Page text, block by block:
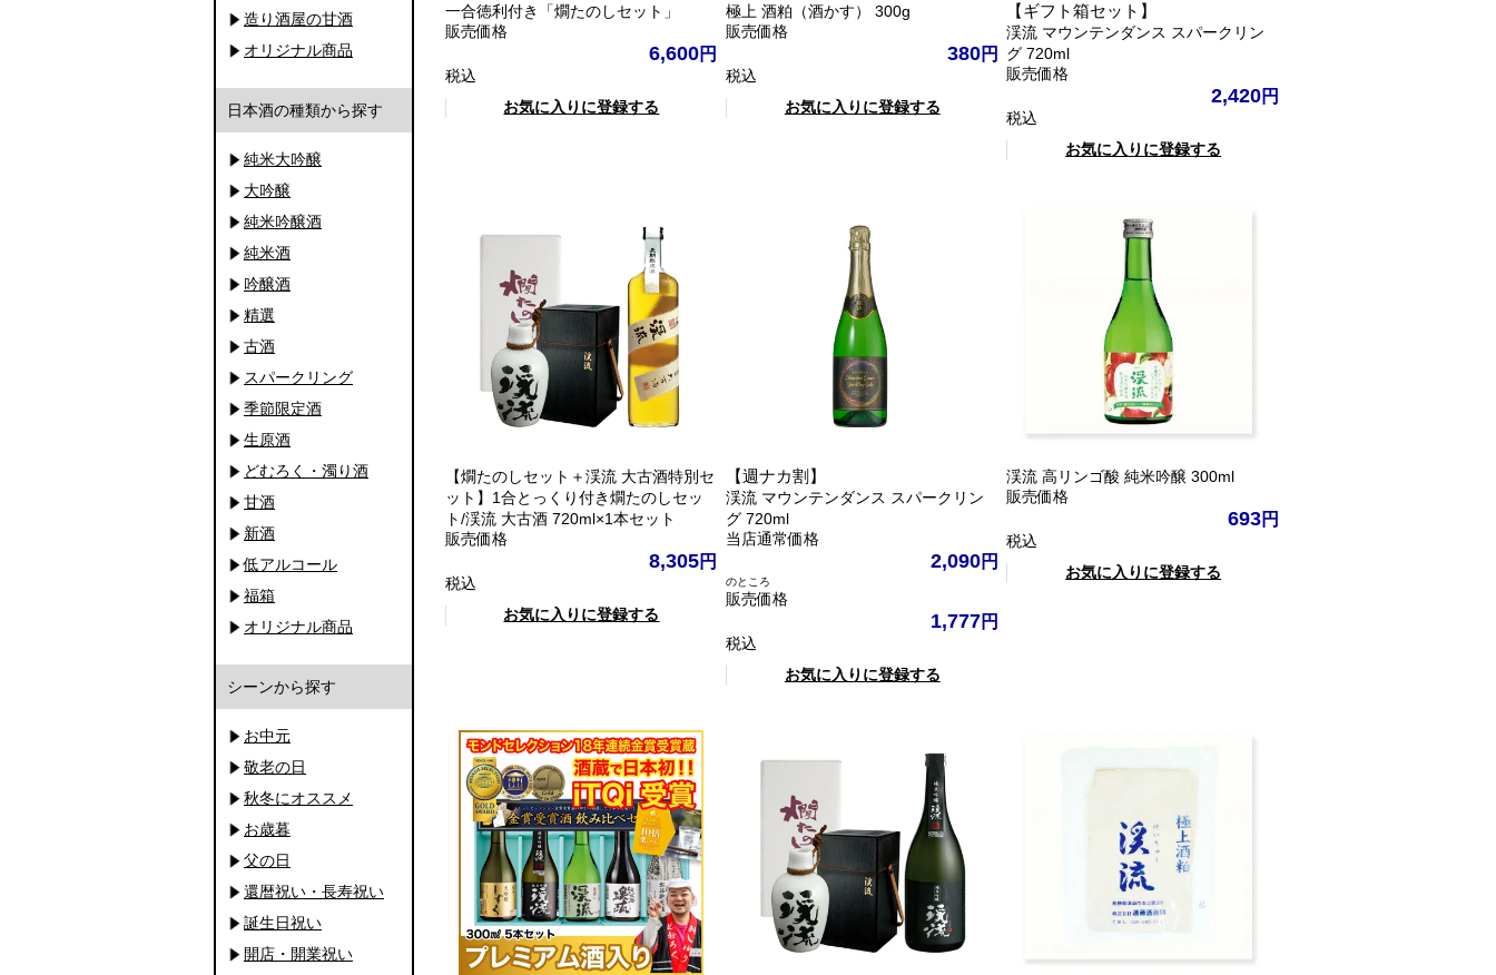
造り酒屋の甘酒
オリジナル商品
日本酒の種類から探す
純米大吟醸
大吟醸
純米吟醸酒
純米酒
吟醸酒
精選
古酒
スパークリング
季節限定酒
生原酒
どむろく・濁り酒
甘酒
新酒
低アルコール
福箱
オリジナル商品
シーンから探す
お中元
敬老の日
秋冬にオススメ
お歳暮
父の日
還暦祝い・長寿祝い
誕生日祝い
開店・開業祝い
一合徳利付き「燗たのしセット」
販売価格
6,600
税込
お気に入りに登録する
極上 酒粕（酒かす） 300g
販売価格
380
税込
お気に入りに登録する
【ギフト箱セット】
渓流 マウンテンダンス スパークリン
グ 720ml
販売価格
2,420
税込
お気に入りに登録する
【燗たのしセット＋渓流 大古酒特別セ
ット】1合とっくり付き燗たのしセッ
ト/渓流 大古酒 720ml×1本セット
販売価格
8,305
税込
お気に入りに登録する
【週ナカ割】
渓流 マウンテンダンス スパークリン
グ 720ml
当店通常価格
2,090
のところ
販売価格
1,777
税込
お気に入りに登録する
渓流 高リンゴ酸 純米吟醸 300ml
販売価格
693
税込
お気に入りに登録する